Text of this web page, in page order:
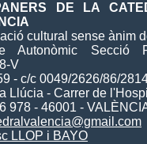
DE LA
cultural sense ànim
Autonòmic Secció
V
- c/c 0049/2626/86/
Llúcia - Carrer de
978 - 46001 -
LLOP i BAYO